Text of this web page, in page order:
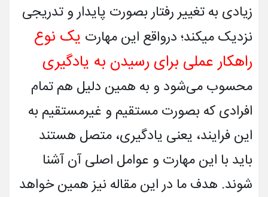
زیادی به تغییر رفتار بصورت پایدار و تدریجی
نزدیک میکند؛ درواقع این مهارت یک نوع
راهکار عملی برای رسیدن به یادگیری
محسوب می‌شود و به همین دلیل هم تمام
افرادی که بصورت مستقیم و غیرمستقیم به
این فرایند، یعنی یادگیری، متصل هستند
باید با این مهارت و عوامل اصلی آن آشنا
شوند. هدف ما در این مقاله نیز همین خواهد